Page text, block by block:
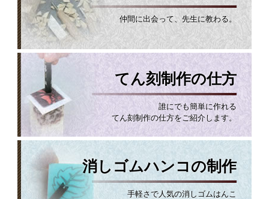
仲間に出会って、先生に教わる。
てん刻制作の仕方
誰にでも簡単に作れる
てん刻制作の仕方をご紹介します。
消しゴムハンコの制作
手軽さで人気の消しゴムはんこ